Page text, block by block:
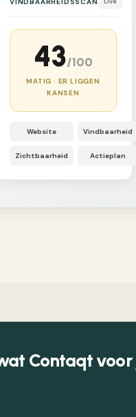
VINDBAARHEIDSSCAN
43/100
MATIG · ER LIGGEN
KANSEN
Website Vindbaarheid
Zichtbaarheid Actieplan
Contaqt